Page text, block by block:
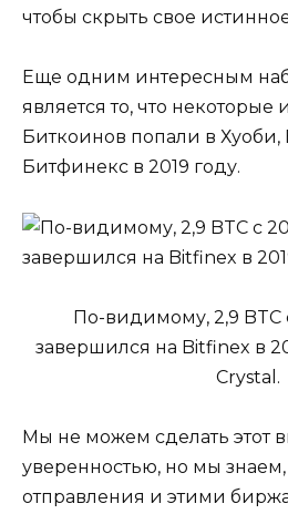
чтобы скрыть свое
Еще одним интересным
является то, что некоторые
Биткоинов попали в Хуоби,
Битфинекс в 2019 году.
По-видимому, 2,9 BTC
завершился на Bitfinex в
Crystal.
Мы не можем сделать этот
уверенностью, но мы
отправления и этими